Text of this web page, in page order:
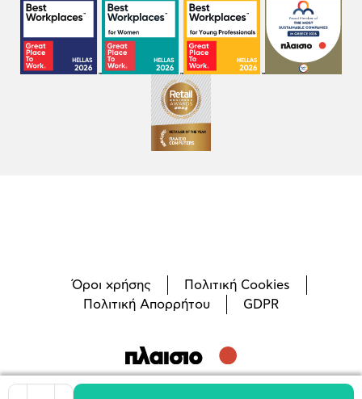
Όροι χρήσης
Πολιτική Cookies
Πολιτική Απορρήτου
GDPR